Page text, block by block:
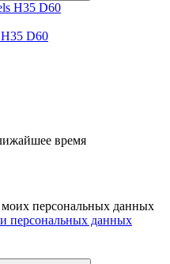
D60
время
моих персональных данных
персональных данных